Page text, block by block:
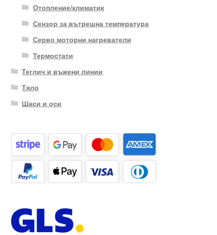
Отопление/климатик
Сензор за вътрешна температура
Серво моторни нагреватели
Термостати
Теглич и въжени линии
Тяло
Шаси и оси